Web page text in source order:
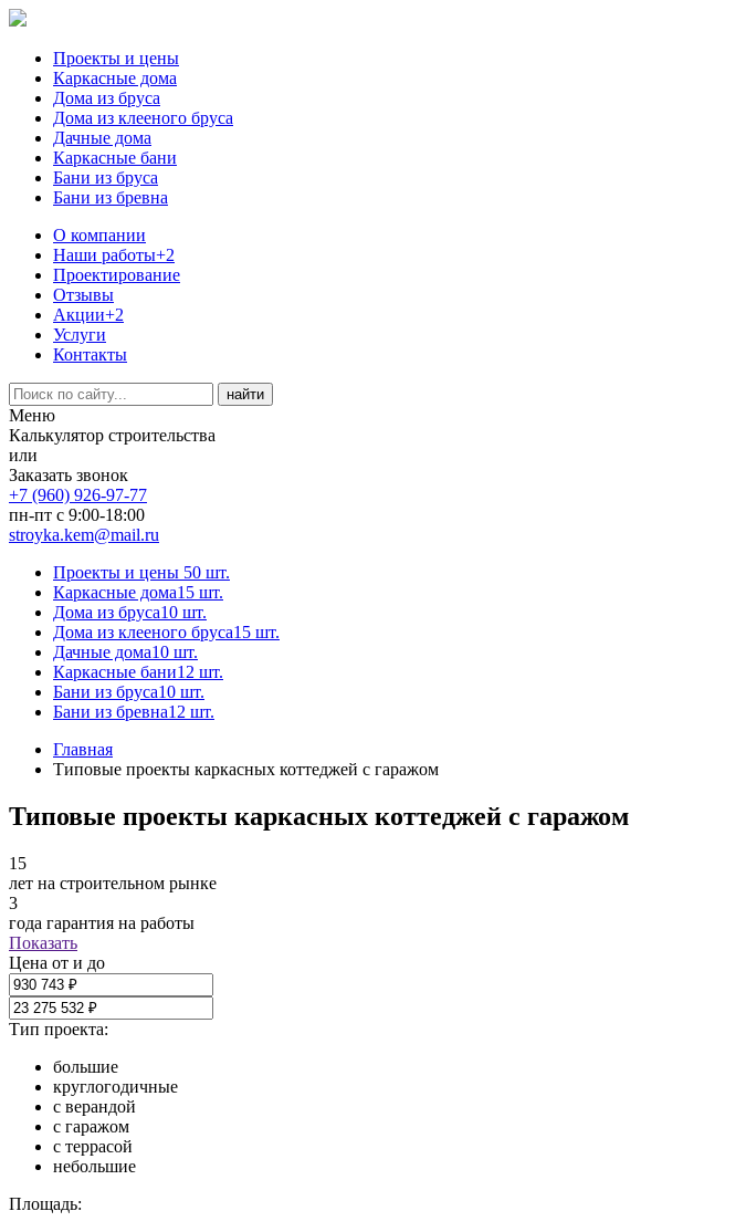
Проекты и цены
Каркасные дома
Дома из бруса
Дома из клееного бруса
Дачные дома
Каркасные бани
Бани из бруса
Бани из бревна
О компании
Наши работы+2
Проектирование
Отзывы
Акции+2
Услуги
Контакты
Меню
Калькулятор строительства
или
Заказать звонок
+7 (960) 926-97-77
пн-пт с 9:00-18:00
stroyka.kem@mail.ru
Проекты и цены 50 шт.
Каркасные дома15 шт.
Дома из бруса10 шт.
Дома из клееного бруса15 шт.
Дачные дома10 шт.
Каркасные бани12 шт.
Бани из бруса10 шт.
Бани из бревна12 шт.
Главная
Типовые проекты каркасных коттеджей с гаражом
Типовые проекты каркасных коттеджей с гаражом
15
лет на строительном рынке
3
года гарантия на работы
Показать
Цена от и до
Тип проекта:
большие
круглогодичные
с верандой
с гаражом
с террасой
небольшие
Площадь: